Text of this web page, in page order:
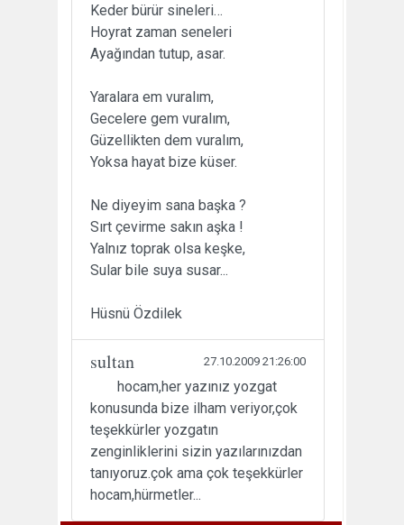
Keder bürür sineleri…
Hoyrat zaman seneleri
Ayağından tutup, asar.
Yaralara em vuralım,
Gecelere gem vuralım,
Güzellikten dem vuralım,
Yoksa hayat bize küser.
Ne diyeyim sana başka ?
Sırt çevirme sakın aşka !
Yalnız toprak olsa keşke,
Sular bile suya susar...
Hüsnü Özdilek
sultan 27.10.2009 21:26:00
hocam,her yazınız yozgat
konusunda bize ilham veriyor,çok
teşekkürler yozgatın
zenginliklerini sizin yazılarınızdan
tanıyoruz.çok ama çok teşekkürler
hocam,hürmetler...